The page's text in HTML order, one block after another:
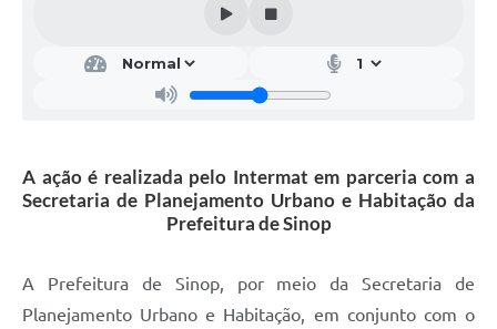
A ação é realizada pelo Intermat em parceria com a
Secretaria de Planejamento Urbano e Habitação da
Prefeitura de Sinop
A Prefeitura de Sinop, por meio da Secretaria de
Planejamento Urbano e Habitação, em conjunto com o